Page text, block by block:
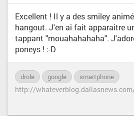
Excellent ! Il y a des smiley
hangout. J'en ai fait apparaitre
tappant "mouahahahaha".
poneys ! :-D
drole google smartphone